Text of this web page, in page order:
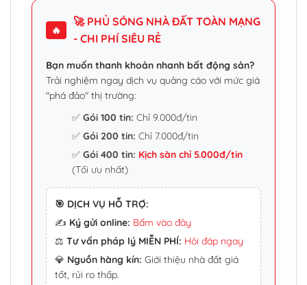
🔥
🚀 PHỦ SÓNG NHÀ ĐẤT TOÀN MẠNG
- CHI PHÍ SIÊU RẺ
Bạn muốn thanh khoản nhanh bất động sản?
Trải nghiệm ngay dịch vụ quảng cáo với mức giá
"phá đảo" thị trường:
✅Gói 100 tin: Chỉ 9.000đ/tin
✅Gói 200 tin: Chỉ 7.000đ/tin
✅Gói 400 tin: Kịch sàn chỉ 5.000đ/tin
(Tối ưu nhất)
🎯 DỊCH VỤ HỖ TRỢ:
✍️ Ký gửi online: Bấm vào đây
⚖️ Tư vấn pháp lý MIỄN PHÍ: Hỏi đáp ngay
💎 Nguồn hàng kín: Giới thiệu nhà đất giá
tốt, rủi ro thấp.